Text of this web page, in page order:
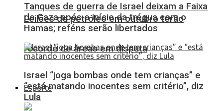
Leilões de petróleo em outubro terão
recorde de áreas em disputa
Esporte
Tanques de guerra de Israel deixam a Faixa
de Gaza após o início da trégua com o
Hamas; reféns serão libertados
Israel “joga bombas onde tem crianças” e
“está matando inocentes sem critério”, diz
Lula